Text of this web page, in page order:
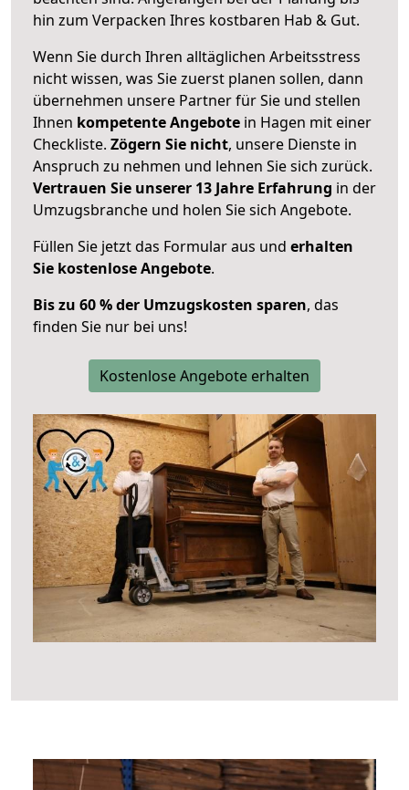
hin zum Verpacken Ihres kostbaren Hab & Gut.
Wenn Sie durch Ihren alltäglichen Arbeitsstress
nicht wissen, was Sie zuerst planen sollen, dann
übernehmen unsere Partner für Sie und stellen
Ihnen kompetente Angebote in Hagen mit einer
Checkliste. Zögern Sie nicht, unsere Dienste in
Anspruch zu nehmen und lehnen Sie sich zurück.
Vertrauen Sie unserer 13 Jahre Erfahrung in der
Umzugsbranche und holen Sie sich Angebote.
Füllen Sie jetzt das Formular aus und erhalten
Sie kostenlose Angebote.
Bis zu 60 % der Umzugskosten sparen, das
finden Sie nur bei uns!
Kostenlose Angebote erhalten